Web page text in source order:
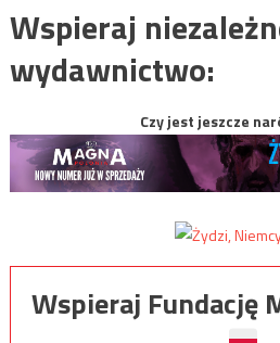
Wspieraj
wydawnictwo:
Czy jest jeszcze
Wspieraj Fundację